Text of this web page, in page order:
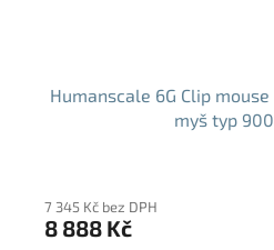
Humanscale 6G Clip
myš typ
7 345 Kč bez DPH
8 888 Kč